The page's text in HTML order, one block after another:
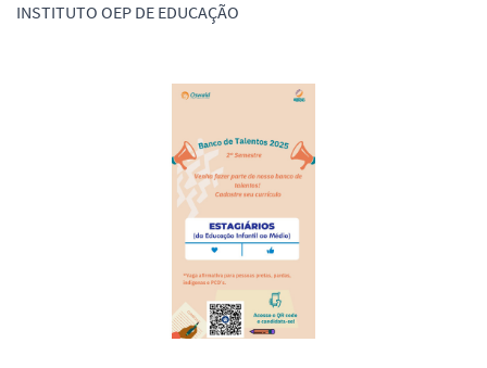
INSTITUTO OEP DE EDUCAÇÃO